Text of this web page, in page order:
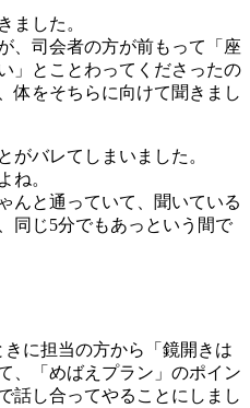
ました。
、司会者の方が前もって「座
」とことわってくださったの
体をそちらに向けて聞きまし
がバレてしまいました。
ね。
んと通っていて、聞いている
同じ5分でもあっという間で
に担当の方から「鏡開きは
、「めばえプラン」のポイン
話し合ってやることにしまし